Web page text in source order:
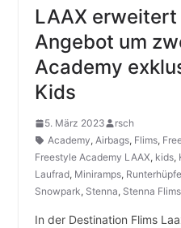
LAAX
Angebot um
Academy
Kids
5. März 2023
rsch
Academy, Airbags, Flims,
Freestyle Academy LAAX, kids,
Laufrad, Miniramps,
Snowpark, Stenna, Stenna Flims
In der Destination Flims